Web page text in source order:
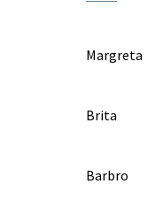
Margreta
Brita
Barbro